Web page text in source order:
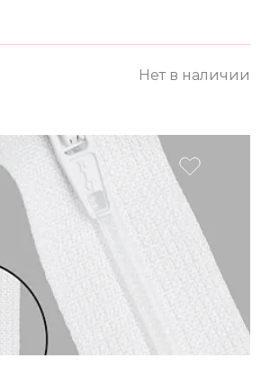
Нет в наличии